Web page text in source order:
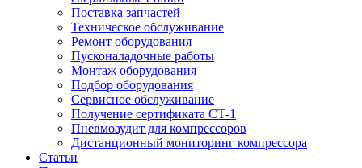
Поставка запчастей
Техническое обслуживание
Ремонт оборудования
Пусконаладочные работы
Монтаж оборудования
Подбор оборудования
Сервисное обслуживание
Получение сертификата СТ-1
Пневмоаудит для компрессоров
Дистанционный мониторинг компрессора
Статьи